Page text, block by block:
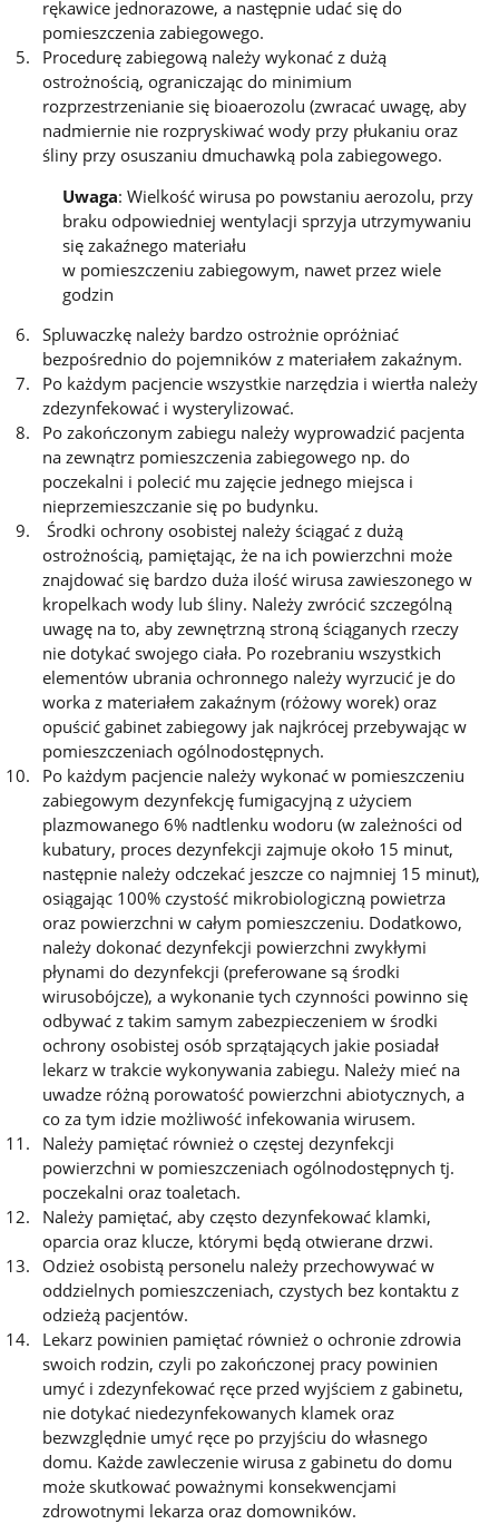
rękawice jednorazowe, a następnie udać się do
pomieszczenia zabiegowego.
Procedurę zabiegową należy wykonać z dużą
ostrożnością, ograniczając do minimium
rozprzestrzenianie się bioaerozolu (zwracać uwagę, aby
nadmiernie nie rozpryskiwać wody przy płukaniu oraz
śliny przy osuszaniu dmuchawką pola zabiegowego.
Uwaga: Wielkość wirusa po powstaniu aerozolu, przy
braku odpowiedniej wentylacji sprzyja utrzymywaniu
się zakaźnego materiału
w pomieszczeniu zabiegowym, nawet przez wiele
godzin
Spluwaczkę należy bardzo ostrożnie opróżniać
bezpośrednio do pojemników z materiałem zakaźnym.
Po każdym pacjencie wszystkie narzędzia i wiertła należy
zdezynfekować i wysterylizować.
Po zakończonym zabiegu należy wyprowadzić pacjenta
na zewnątrz pomieszczenia zabiegowego np. do
poczekalni i polecić mu zajęcie jednego miejsca i
nieprzemieszczanie się po budynku.
Środki ochrony osobistej należy ściągać z dużą
ostrożnością, pamiętając, że na ich powierzchni może
znajdować się bardzo duża ilość wirusa zawieszonego w
kropelkach wody lub śliny. Należy zwrócić szczególną
uwagę na to, aby zewnętrzną stroną ściąganych rzeczy
nie dotykać swojego ciała. Po rozebraniu wszystkich
elementów ubrania ochronnego należy wyrzucić je do
worka z materiałem zakaźnym (różowy worek) oraz
opuścić gabinet zabiegowy jak najkrócej przebywając w
pomieszczeniach ogólnodostępnych.
Po każdym pacjencie należy wykonać w pomieszczeniu
zabiegowym dezynfekcję fumigacyjną z użyciem
plazmowanego 6% nadtlenku wodoru (w zależności od
kubatury, proces dezynfekcji zajmuje około 15 minut,
następnie należy odczekać jeszcze co najmniej 15 minut),
osiągając 100% czystość mikrobiologiczną powietrza
oraz powierzchni w całym pomieszczeniu. Dodatkowo,
należy dokonać dezynfekcji powierzchni zwykłymi
płynami do dezynfekcji (preferowane są środki
wirusobójcze), a wykonanie tych czynności powinno się
odbywać z takim samym zabezpieczeniem w środki
ochrony osobistej osób sprzątających jakie posiadał
lekarz w trakcie wykonywania zabiegu. Należy mieć na
uwadze różną porowatość powierzchni abiotycznych, a
co za tym idzie możliwość infekowania wirusem.
Należy pamiętać również o częstej dezynfekcji
powierzchni w pomieszczeniach ogólnodostępnych tj.
poczekalni oraz toaletach.
Należy pamiętać, aby często dezynfekować klamki,
oparcia oraz klucze, którymi będą otwierane drzwi.
Odzież osobistą personelu należy przechowywać w
oddzielnych pomieszczeniach, czystych bez kontaktu z
odzieżą pacjentów.
Lekarz powinien pamiętać również o ochronie zdrowia
swoich rodzin, czyli po zakończonej pracy powinien
umyć i zdezynfekować ręce przed wyjściem z gabinetu,
nie dotykać niedezynfekowanych klamek oraz
bezwzględnie umyć ręce po przyjściu do własnego
domu. Każde zawleczenie wirusa z gabinetu do domu
może skutkować poważnymi konsekwencjami
zdrowotnymi lekarza oraz domowników.